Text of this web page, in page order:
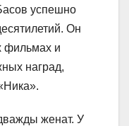
успешно
Он
фильмах и
наград,
женат. У